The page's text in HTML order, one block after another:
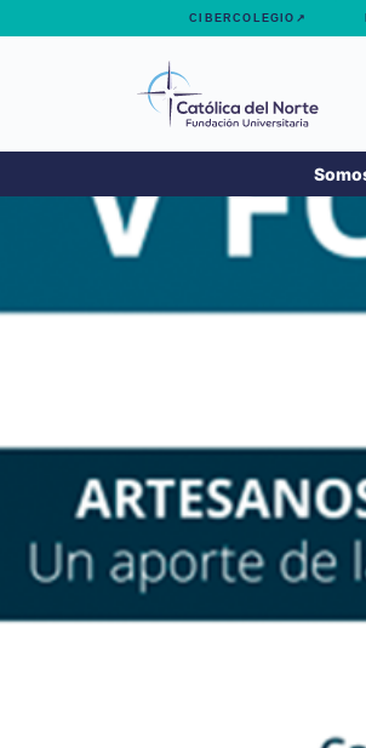
CIBERCOLEGIO↗